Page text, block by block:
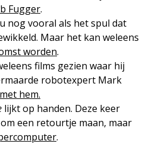
Fugger.
nog vooral als het spul dat
Maar het kan weleens
worden.
films gezien waar hij
robotexpert Mark
hem.
lijkt op handen. Deze keer
een retourtje maan, maar
.